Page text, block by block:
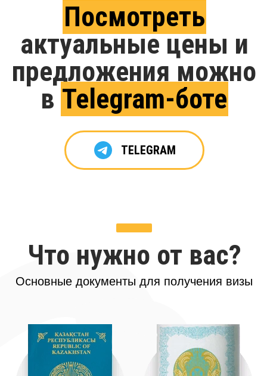
Посмотреть
актуальные цены и
предложения можно
в Telegram-боте
TELEGRAM
Что нужно от вас?
Основные документы для получения визы